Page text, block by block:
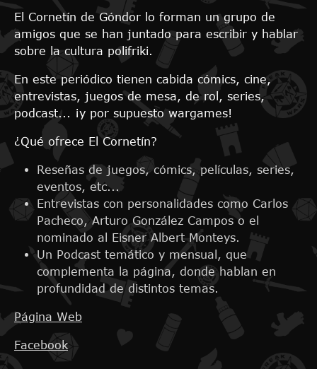
El Cornetín de Góndor lo forman un grupo de
amigos que se han juntado para escribir y hablar
sobre la cultura polifriki.
En este periódico tienen cabida cómics, cine,
entrevistas, juegos de mesa, de rol, series,
podcast... ¡y por supuesto wargames!
¿Qué ofrece El Cornetín?
Reseñas de juegos, cómics, películas, series,
eventos, etc...
Entrevistas con personalidades como Carlos
Pacheco, Arturo González Campos o el
nominado al Eisner Albert Monteys.
Un Podcast temático y mensual, que
complementa la página, donde hablan en
profundidad de distintos temas.
Página Web
Facebook